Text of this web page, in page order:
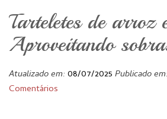
Tarteletes de arroz
Aproveitando
Atualizado em:08/07/2025 Publicado
Comentários